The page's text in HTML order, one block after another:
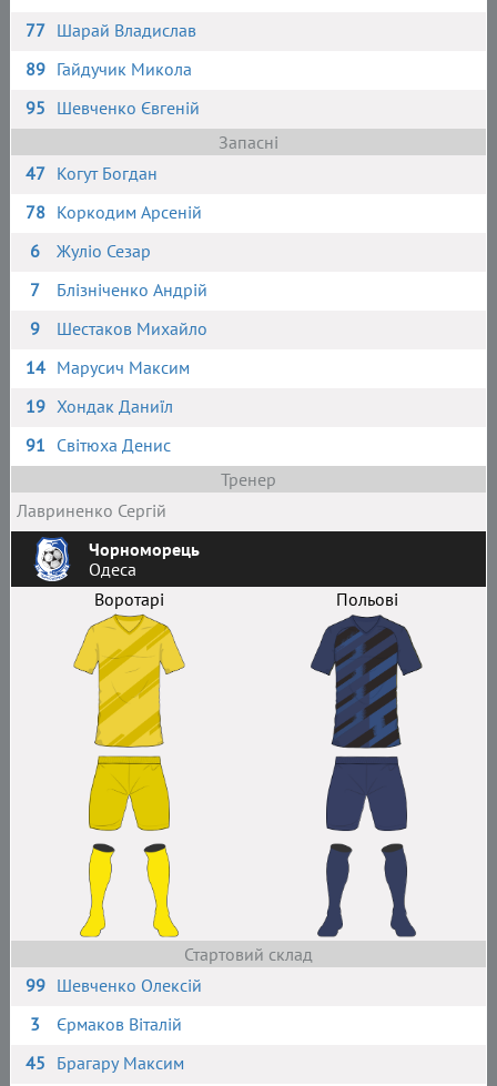
77 Шарай Владислав
89 Гайдучик Микола
95 Шевченко Євгеній
Запасні
47 Когут Богдан
78 Коркодим Арсеній
6
Жуліо Сезар
7
Блізніченко Андрій
9
Шестаков Михайло
14 Марусич Максим
19 Хондак Даниїл
91 Світюха Денис
Тренер
Лавриненко Сергій
Чорноморець
Одеса
Воротарі
Польові
Стартовий склад
99 Шевченко Олексій
3
Єрмаков Віталій
45 Брагару Максим